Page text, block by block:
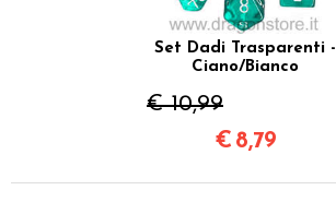
Set Dadi Trasparenti -
Ciano/Bianco
€ 10,99
€ 8,79